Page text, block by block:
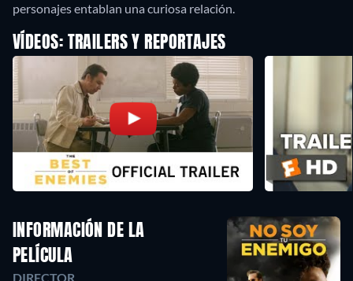
personajes entablan una curiosa relación.
VÍDEOS: TRAILERS Y REPORTAJES
INFORMACIÓN DE LA
PELÍCULA
DIRECTOR